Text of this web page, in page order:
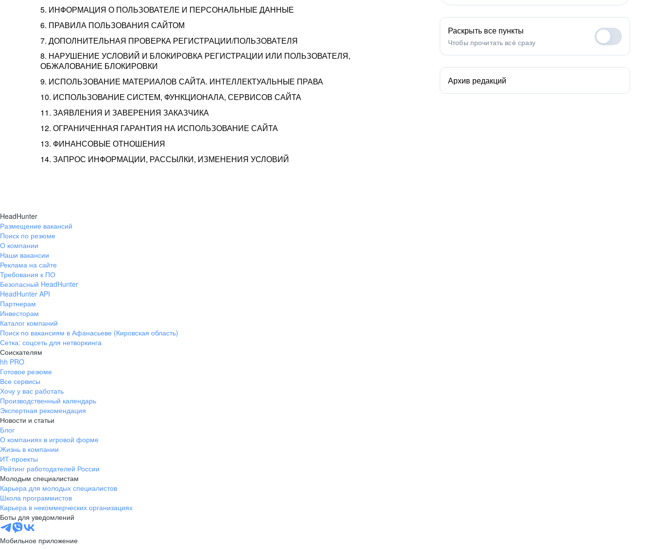
5. ИНФОРМАЦИЯ О ПОЛЬЗОВАТЕЛЕ И ПЕРСОНАЛЬНЫЕ ДАННЫЕ
6. ПРАВИЛА ПОЛЬЗОВАНИЯ САЙТОМ
7. ДОПОЛНИТЕЛЬНАЯ ПРОВЕРКА РЕГИСТРАЦИИ/ПОЛЬЗОВАТЕЛЯ
8. НАРУШЕНИЕ УСЛОВИЙ И БЛОКИРОВКА РЕГИСТРАЦИИ ИЛИ ПОЛЬЗОВАТЕЛЯ,
ОБЖАЛОВАНИЕ БЛОКИРОВКИ
9. ИСПОЛЬЗОВАНИЕ МАТЕРИАЛОВ САЙТА. ИНТЕЛЛЕКТУАЛЬНЫЕ ПРАВА
10. ИСПОЛЬЗОВАНИЕ СИСТЕМ, ФУНКЦИОНАЛА, СЕРВИСОВ САЙТА
11. ЗАЯВЛЕНИЯ И ЗАВЕРЕНИЯ ЗАКАЗЧИКА
12. ОГРАНИЧЕННАЯ ГАРАНТИЯ НА ИСПОЛЬЗОВАНИЕ САЙТА
13. ФИНАНСОВЫЕ ОТНОШЕНИЯ
14. ЗАПРОС ИНФОРМАЦИИ, РАССЫЛКИ, ИЗМЕНЕНИЯ УСЛОВИЙ
Раскрыть все пункты
Чтобы прочитать всё сразу
Архив редакций
HeadHunter
Размещение вакансий
Поиск по резюме
О компании
Наши вакансии
Реклама на сайте
Требования к ПО
Безопасный HeadHunter
HeadHunter API
Партнерам
Инвесторам
Каталог компаний
Поиск по вакансиям в Афанасьеве (Кировская область)
Сетка: соцсеть для нетворкинга
Соискателям
hh PRO
Готовое резюме
Все сервисы
Хочу у вас работать
Производственный календарь
Экспертная рекомендация
Новости и статьи
Блог
О компаниях в игровой форме
Жизнь в компании
ИТ-проекты
Рейтинг работодателей России
Молодым специалистам
Карьера для молодых специалистов
Школа программистов
Карьера в некоммерческих организациях
Боты для уведомлений
Мобильное приложение